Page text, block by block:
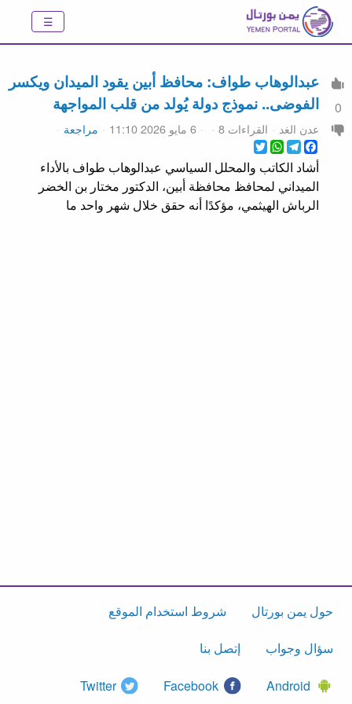
0
عبدالوهاب طواف: محافظ أبين يقود الميدان ويكسر
الفوضى.. نموذج دولة يُولد من قلب المواجهة
عدن الغد القراءات 8 6 مايو 2026 11:10
مراجعة
Twitter
WhatsApp
Telegram
Facebook
أشاد الكاتب والمحلل السياسي عبدالوهاب طواف بالأداء
الميداني لمحافظ محافظة أبين، الدكتور مختار بن الخضر
الرباش الهيثمي، مؤكدًا أنه حقق خلال شهر واحد ما
حول يمن بورتال شروط استخدام الموقع
سؤال وجواب إتصل بنا
Android
Facebook
Twitter